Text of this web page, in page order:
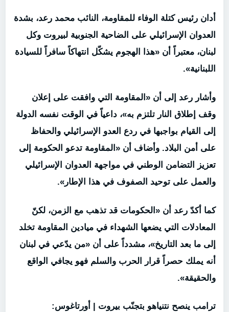
أدان رئيس كتلة الوفاء للمقاومة، النائب محمد رعد، بشدة
العدوان الإسرائيلي على الضاحية الجنوبية لبيروت وكل
لبنان، معتبراً أن «هذا الهجوم يشكّل انتهاكاً سافراً للسيادة
اللبنانية».
وأشار رعد إلى أن «المقاومة التي وافقت على إعلان
وقف إطلاق النار تلتزم به»، داعياً في الوقت نفسه الدولة
إلى القيام بواجبها في ردع العدو الإسرائيلي والحفاظ
على أمن البلاد. وأضاف أن «المقاومة تدعو الحكومة إلى
تعزيز التضامن الوطني في مواجهة العدوان الإسرائيلي
والعمل على توحيد الصفوف في هذا الإطار».
كما أكدّ رعد أن «الحكومات قد تذهب مع الزمن، لكنّ
المعادلات التي يضعها الشهداء في ميادين المقاومة تخلد
إلى ما بعد التاريخ»، مشدداً على أن «من يدّعي في لبنان
أنه يملك حصراً قرار الحرب والسلم فهو يجافي الواقع
والحقيقة».
ترامب ينصح نتنياهو بتجنّب بيروت | أورتاغوس: